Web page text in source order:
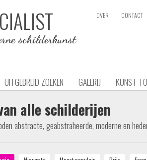
schilderkunst
OVER CONTACT
UITGEBREID ZOEKEN GALERIJ KUNST
alle schilderijen
abstracte, geabstraheerde, moderne en